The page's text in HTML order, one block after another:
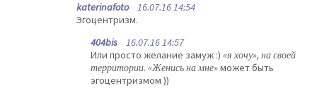
katerinafoto16.07.16 14:54
Эгоцентризм.
404bis 16.07.16 14:57
Или просто желание замуж :) «я хочу», на своей
территории. «Женись на мне»может быть
эгоцентризмом ))